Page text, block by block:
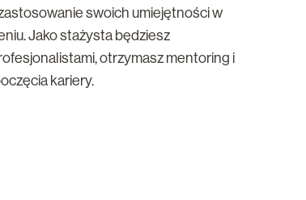
swoich umiejętności w
Jako stażysta będziesz
otrzymasz mentoring i
kariery.